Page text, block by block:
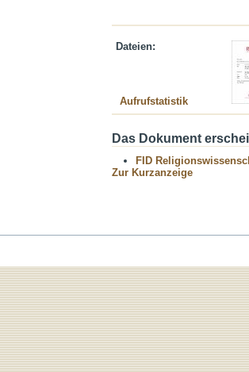
Dateien:
Aufrufstatistik
Das Dokument
FID
Zur Kurzanzeige